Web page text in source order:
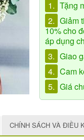
1. Tặng
2. Giảm
10% cho
áp dụng
3. Giao
4. Cam
5. Giá
CHÍNH SÁCH VÀ ĐIỀU